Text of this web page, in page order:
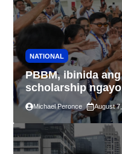
NATIONAL
PBBM, ibinida
scholarship
sa kasaysayan ng
Michael Peronce August